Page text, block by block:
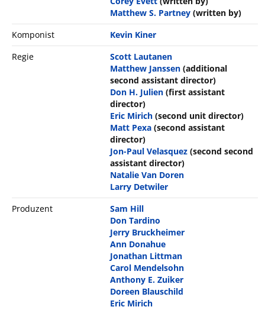
Matthew S. Partney (written by)
Komponist
Kevin Kiner
Regie
Scott Lautanen
Matthew Janssen (additional
second assistant director)
Don H. Julien (first assistant
director)
Eric Mirich (second unit director)
Matt Pexa (second assistant
director)
Jon-Paul Velasquez (second second
assistant director)
Natalie Van Doren
Larry Detwiler
Produzent
Sam Hill
Don Tardino
Jerry Bruckheimer
Ann Donahue
Jonathan Littman
Carol Mendelsohn
Anthony E. Zuiker
Doreen Blauschild
Eric Mirich